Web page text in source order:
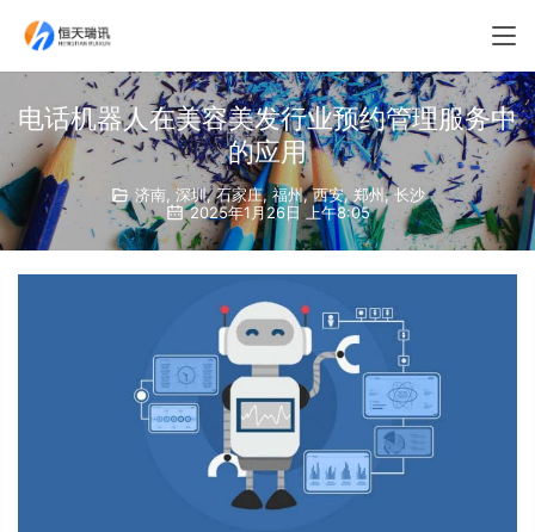
电话机器人在美容美发行业预约管理服务中
的应用
济南,深圳,石家庄,福州,西安, 郑州,长沙
2025年1月26日 上午8:05